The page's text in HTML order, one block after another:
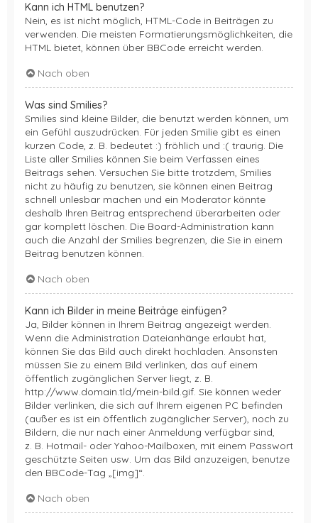
Kann ich HTML benutzen?
Nein, es ist nicht möglich, HTML-Code in Beiträgen zu
verwenden. Die meisten Formatierungsmöglichkeiten, die
HTML bietet, können über BBCode erreicht werden.
Nach oben
Was sind Smilies?
Smilies sind kleine Bilder, die benutzt werden können, um
ein Gefühl auszudrücken. Für jeden Smilie gibt es einen
kurzen Code, z. B. bedeutet :) fröhlich und :( traurig. Die
Liste aller Smilies können Sie beim Verfassen eines
Beitrags sehen. Versuchen Sie bitte trotzdem, Smilies
nicht zu häufig zu benutzen, sie können einen Beitrag
schnell unlesbar machen und ein Moderator könnte
deshalb Ihren Beitrag entsprechend überarbeiten oder
gar komplett löschen. Die Board-Administration kann
auch die Anzahl der Smilies begrenzen, die Sie in einem
Beitrag benutzen können.
Nach oben
Kann ich Bilder in meine Beiträge einfügen?
Ja, Bilder können in Ihrem Beitrag angezeigt werden.
Wenn die Administration Dateianhänge erlaubt hat,
können Sie das Bild auch direkt hochladen. Ansonsten
müssen Sie zu einem Bild verlinken, das auf einem
öffentlich zugänglichen Server liegt, z. B.
http://www.domain.tld/mein-bild.gif. Sie können weder
Bilder verlinken, die sich auf Ihrem eigenen PC befinden
(außer es ist ein öffentlich zugänglicher Server), noch zu
Bildern, die nur nach einer Anmeldung verfügbar sind,
z. B. Hotmail- oder Yahoo-Mailboxen, mit einem Passwort
geschützte Seiten usw. Um das Bild anzuzeigen, benutze
den BBCode-Tag „[img]“.
Nach oben